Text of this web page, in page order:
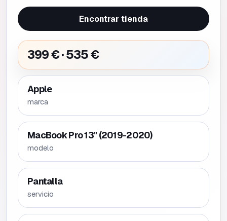
Encontrar tienda
399 € · 535 €
Apple
marca
MacBook Pro 13" (2019-2020)
modelo
Pantalla
servicio